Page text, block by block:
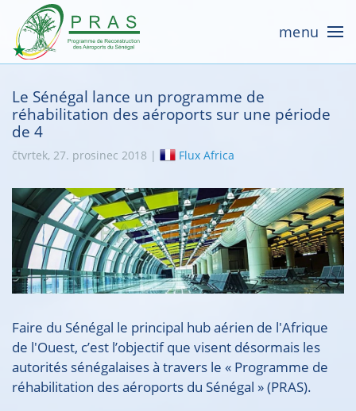
menu
Le Sénégal lance un programme de
réhabilitation des aéroports sur une période
de 4
čtvrtek, 27. prosinec 2018 | Flux Africa
Faire du Sénégal le principal hub aérien de l'Afrique
de l'Ouest, c’est l’objectif que visent désormais les
autorités sénégalaises à travers le « Programme de
réhabilitation des aéroports du Sénégal » (PRAS).